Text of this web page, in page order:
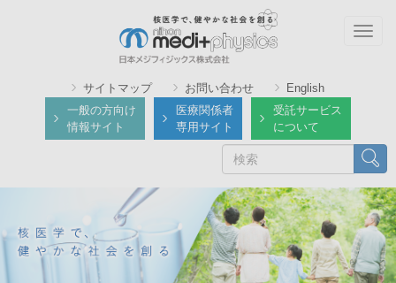
サイトマップ お問い合わせ
English
一般の方向け
情報サイト
医療関係者
専用サイト
受託サービス
について
検索